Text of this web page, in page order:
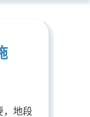
，地段